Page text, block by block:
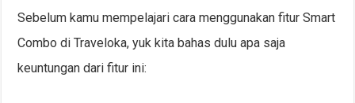
Sebelum kamu mempelajari cara menggunakan fitur Smart
Combo di Traveloka, yuk kita bahas dulu apa saja
keuntungan dari fitur ini: